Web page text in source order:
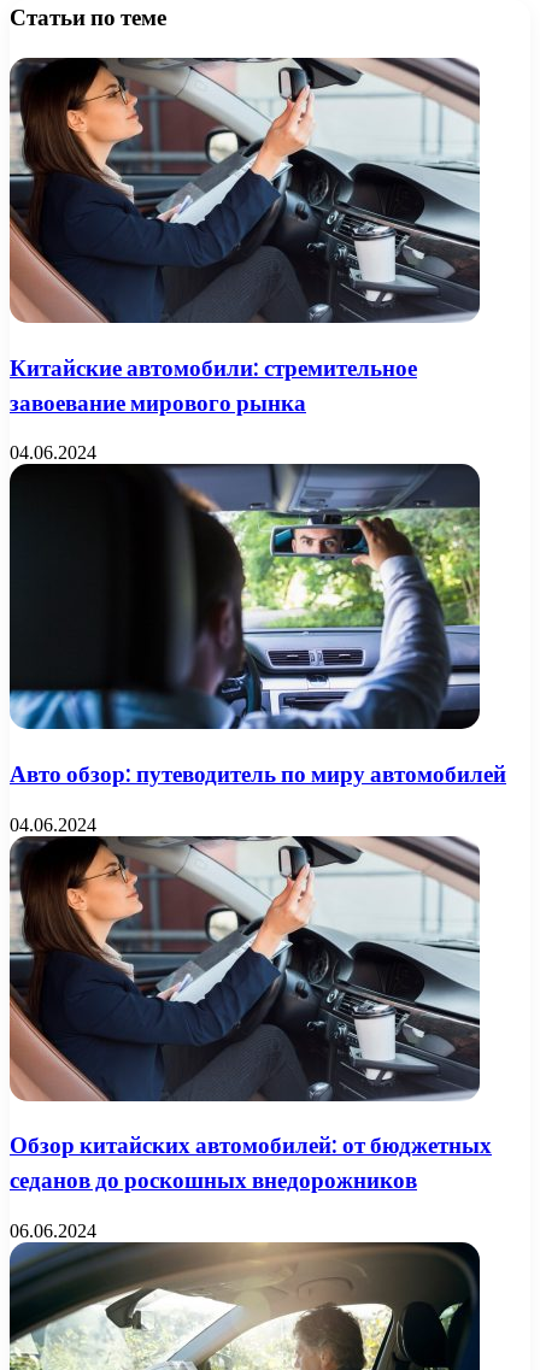
Статьи по теме
Китайские автомобили: стремительное
завоевание мирового рынка
04.06.2024
Авто обзор: путеводитель по миру автомобилей
04.06.2024
Обзор китайских автомобилей: от бюджетных
седанов до роскошных внедорожников
06.06.2024